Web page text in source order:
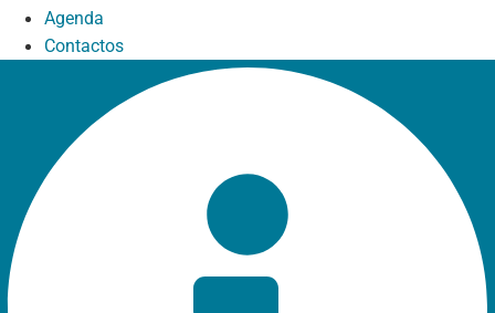
Agenda
Contactos